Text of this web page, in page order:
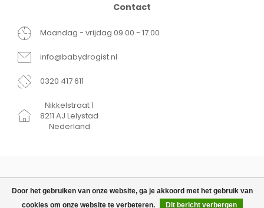
Door het gebruiken van onze website, ga je akkoord met het gebruik van
cookies om onze website te verbeteren.
Dit bericht verbergen
Contact
Maandag - vrijdag 09.00 - 17.00
info@babydrogist.nl
0320 417 611
Nikkelstraat 1
8211 AJ Lelystad
Nederland